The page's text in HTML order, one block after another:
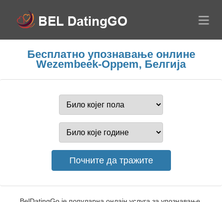
Бесплатно упознавање онлине
Wezembeek-Oppem, Белгија